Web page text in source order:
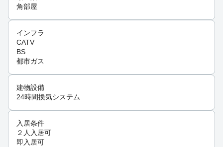
角部屋
インフラ
CATV
BS
都市ガス
建物設備
24時間換気システム
入居条件
２人入居可
即入居可